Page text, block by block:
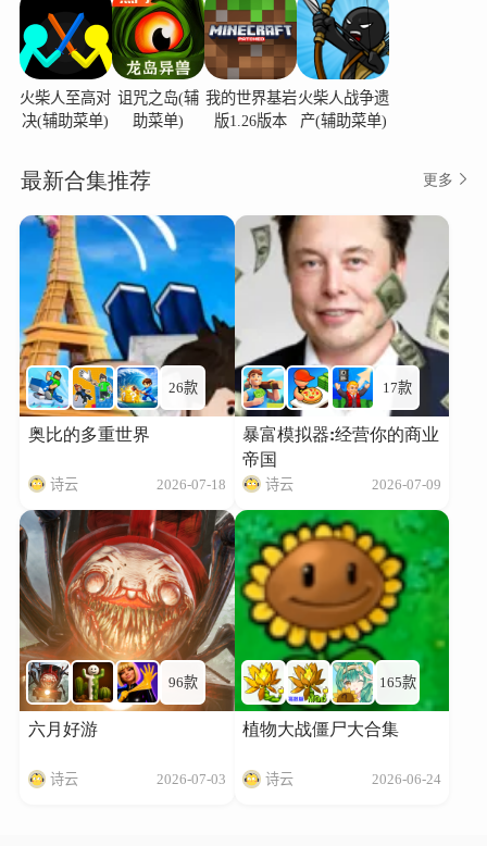
火柴人至高对
决(辅助菜单)
诅咒之岛(辅
助菜单)
我的世界基岩
版1.26版本
火柴人战争遗
产(辅助菜单)
最新合集推荐 更多
26款
奥比的多重世界
诗云 2026-07-18
17款
暴富模拟器:经营你的商业
帝国
诗云 2026-07-09
96款
六月好游
诗云 2026-07-03
165款
植物大战僵尸大合集
诗云 2026-06-24